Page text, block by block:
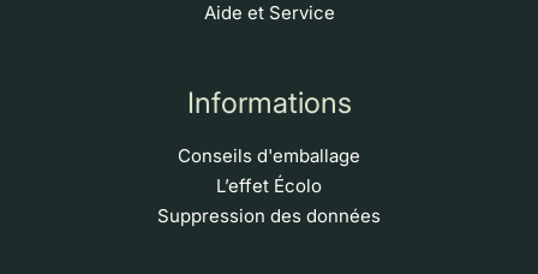
Aide et Service
Informations
Conseils d'emballage
L’effet Écolo
Suppression des données